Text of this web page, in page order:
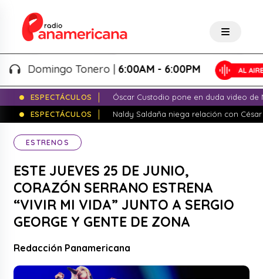
Tonero |6:00AM - 6:00PM
ESPECTÁCULOS
Óscar Custodio pone en duda video de
ESPECTÁCULOS
Naldy Saldaña niega relación con
ESTRENOS
ESTE JUEVES 25 DE JUNIO,
CORAZÓN SERRANO ESTRENA
“VIVIR MI VIDA” JUNTO A SERGIO
GEORGE Y GENTE DE ZONA
Redacción Panamericana